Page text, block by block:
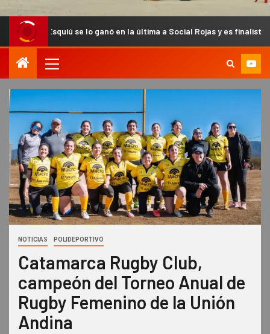
se lo ganó en la última a Social Rojas y es finalista del Anual
NOTICIAS POLIDEPORTIVO
Catamarca Rugby Club,
campeón del Torneo Anual de
Rugby Femenino de la Unión
Andina